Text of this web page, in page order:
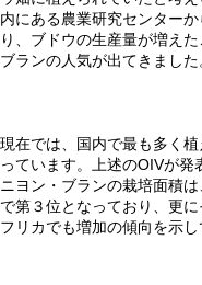
内にある農業研究センター
り、ブドウの生産量が増え
ブランの人気が出てきました
現在では、国内で最も多く
っています。上述のOIVが
ニヨン・ブランの栽培面積
で第３位となっており、更
フリカでも増加の傾向を示し